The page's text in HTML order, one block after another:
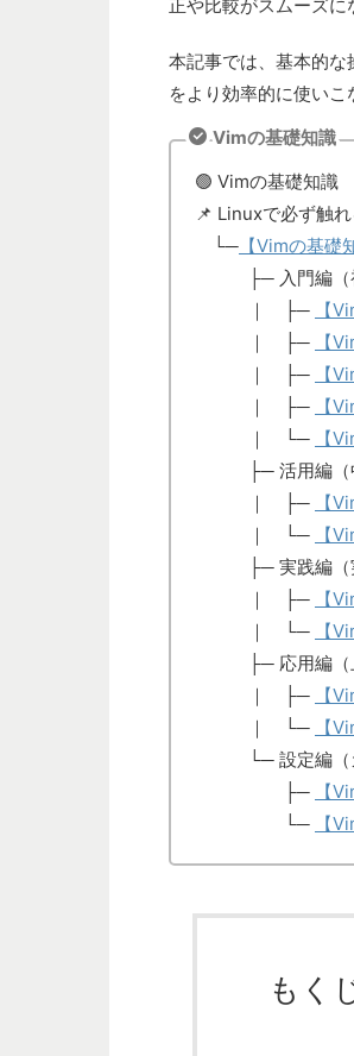
正や比較がスムーズに
本記事では、基本的
をより効率的に使いこ
Vimの基礎知識
🟢 Vimの基礎知識
📌 Linuxで必ず触
└─ 【Vimの基
├─ 入門編（初
｜ ├─
【
｜ ├─
【
｜ ├─
【
｜ ├─
【
｜ └─
【
├─ 活用編（中
｜ ├─
【
｜ └─
【
├─ 実践編（実
｜ ├─
【
｜ └─
【
├─ 応用編（上
｜ ├─
【
｜ └─
【
└─ 設定編（カ
├─
【
└─
【
もく